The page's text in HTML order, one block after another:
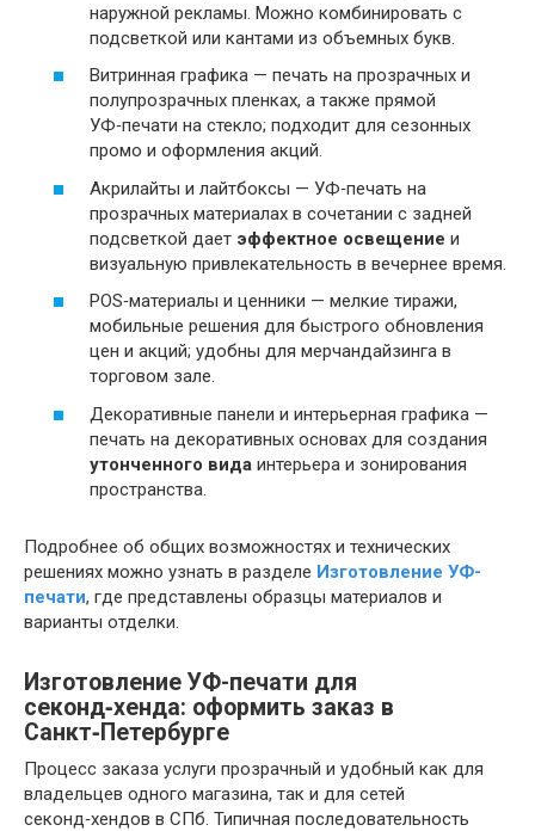
наружной рекламы. Можно комбинировать с
подсветкой или кантами из объемных букв.
Витринная графика — печать на прозрачных и
полупрозрачных пленках, а также прямой
УФ‑печати на стекло; подходит для сезонных
промо и оформления акций.
Акрилайты и лайтбоксы — УФ‑печать на
прозрачных материалах в сочетании с задней
подсветкой дает эффектное освещение и
визуальную привлекательность в вечернее время.
POS‑материалы и ценники — мелкие тиражи,
мобильные решения для быстрого обновления
цен и акций; удобны для мерчандайзинга в
торговом зале.
Декоративные панели и интерьерная графика —
печать на декоративных основах для создания
утонченного вида интерьера и зонирования
пространства.
Подробнее об общих возможностях и технических
решениях можно узнать в разделе Изготовление УФ-
печати, где представлены образцы материалов и
варианты отделки.
Изготовление УФ-печати для
секонд‑хенда: оформить заказ в
Санкт‑Петербурге
Процесс заказа услуги прозрачный и удобный как для
владельцев одного магазина, так и для сетей
секонд‑хендов в СПб. Типичная последовательность